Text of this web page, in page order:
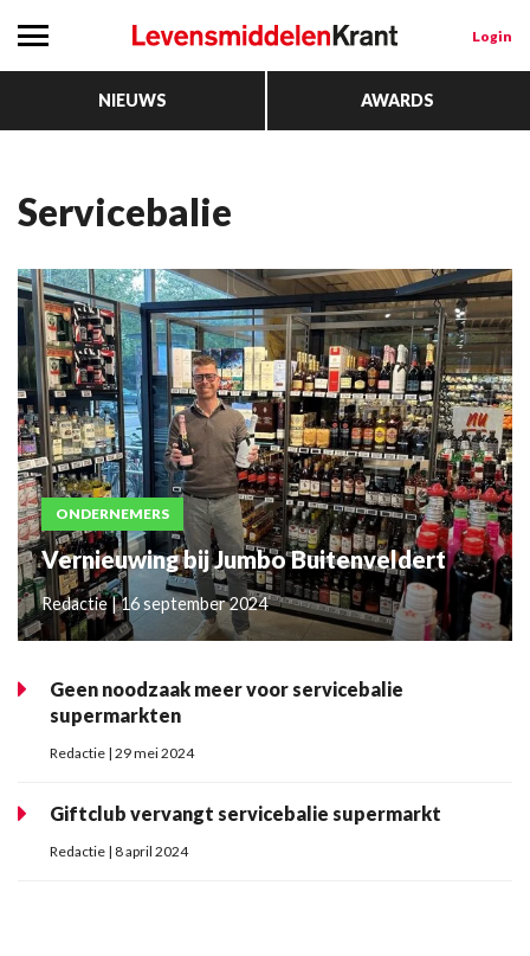
Login
NIEUWS AWARDS
Servicebalie
ONDERNEMERS
Vernieuwing bij Jumbo Buitenveldert
Redactie | 16 september 2024
Geen noodzaak meer voor servicebalie
supermarkten
Redactie | 29 mei 2024
Giftclub vervangt servicebalie supermarkt
Redactie | 8 april 2024